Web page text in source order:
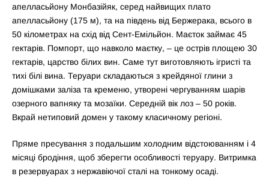
апелласьйону Монбазійяк, серед найвищих плато
апелласьйону (175 м), та на південь від Бержерака, всього в
50 кілометрах на схід від Сент-Емільйон. Маєток займає 45
гектарів. Помпорт, що навколо маєтку, – це острів площею 30
гектарів, царство білих вин. Саме тут виготовляють ігристі та
тихі білі вина. Теруари складаються з крейдяної глини з
домішками заліза та кременю, утворені чергуванням шарів
озерного вапняку та мозаїки. Середній вік лоз – 50 років.
Вкрай нетиповий домен у такому класичному регіоні.
Пряме пресування з подальшим холодним відстоюванням і 4
місяці бродіння, щоб зберегти особливості теруару. Витримка
в резервуарах з нержавіючої сталі на тонкому осаді.